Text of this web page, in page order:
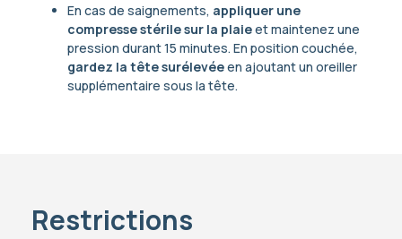
En cas de saignements, appliquer une
compresse stérile sur la plaieet maintenez une
pression durant 15 minutes. En position couchée,
gardez la tête surélevéeen ajoutant un oreiller
supplémentaire sous la tête.
Restrictions